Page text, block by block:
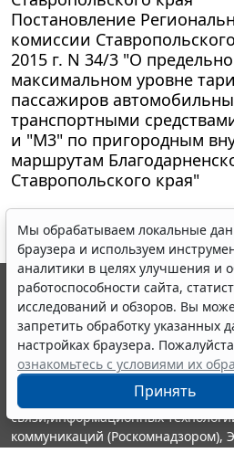
Постановление
комиссии
2015 г. N 34/3 "О
максимальном уровне
пассажиров
транспортными
и "М3" по пригородным
маршрутам
Ставропольского края"
Мы обрабатываем локальные
браузера и используем
аналитики в целях улучшения и
работоспособности сайта,
исследований и обзоров. Вы
запретить обработку указанных
настройках браузера.
ознакомьтесь с условиями их
Принять
© ООО "НПП "ГАРАНТ-СЕРВИС",
выпускается с 1990 года.
являются участниками
информации ГАРАНТ.
Портал ГАРАНТ.РУ
издания Федеральной службой
связи,информационных
коммуникаций (Роскомнадзором),